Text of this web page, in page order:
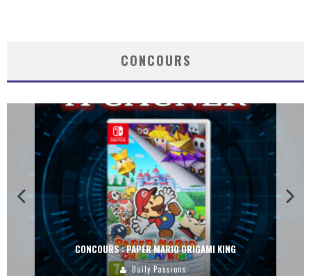
CONCOURS
: PAPER MARIO ORIGAMI KING
Daily Passions